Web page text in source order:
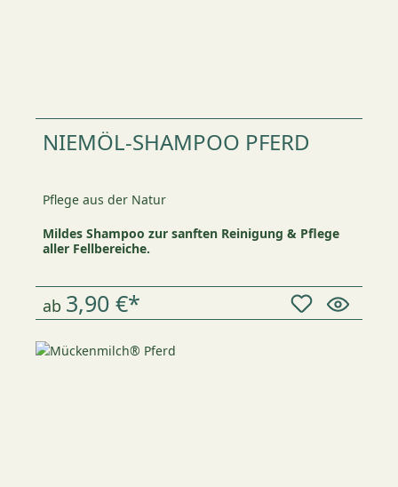
NIEMÖL-SHAMPOO PFERD
Pflege aus der Natur
Mildes Shampoo zur sanften Reinigung & Pflege
aller Fellbereiche.
ab 3,90 €*